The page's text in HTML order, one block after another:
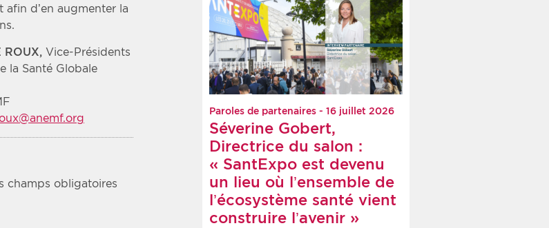
d’en augmenter la
ROUX, Vice-Présidents
la Santé Globale
champs obligatoires
Paroles de partenaires - 16 juillet 2026
Séverine Gobert,
Directrice du salon :
« SantExpo est devenu
un lieu où l’ensemble de
l’écosystème santé vient
construire l’avenir »